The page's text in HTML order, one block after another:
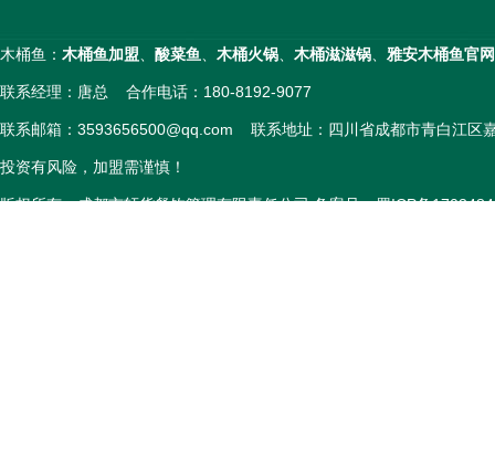
木桶鱼： 木桶鱼加盟 酸菜鱼 木桶火锅 木桶滋滋锅 雅安木桶鱼官网
联系经理：唐总 合作电话：180-8192-9077
联系邮箱：3593656500@qq.com 联系地址：四川省成都市青白江区
投资有风险，加盟需谨慎！
版权所有：成都市轩货餐饮管理有限责任公司 备案号：蜀ICP备